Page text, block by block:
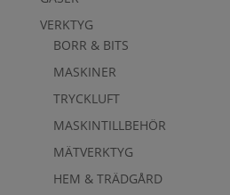
VERKTYG
BORR & BITS
MASKINER
TRYCKLUFT
MASKINTILLBEHÖR
MÄTVERKTYG
HEM & TRÄDGÅRD